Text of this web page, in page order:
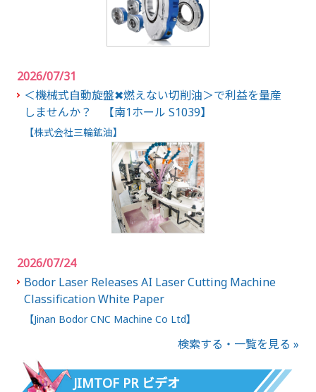
2026/07/31
＜機械式自動旋盤✖燃えない切削油＞で利益を量産
しませんか？ 【南1ホール S1039】
【株式会社三輪鉱油】
2026/07/24
Bodor Laser Releases AI Laser Cutting Machine
Classification White Paper
【Jinan Bodor CNC Machine Co Ltd】
検索する・一覧を見る »
JIMTOF PR ビデオ